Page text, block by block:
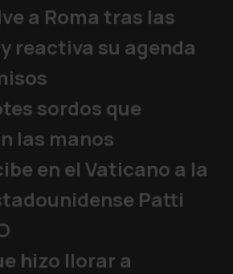
a Roma tras las
reactiva su agenda
sordos que
las manos
en el Vaticano a la
Patti
hizo llorar a